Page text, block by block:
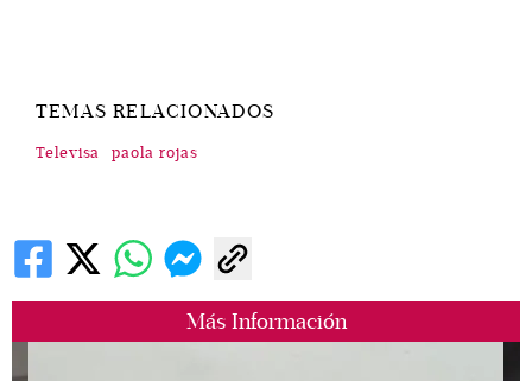
Más Información
TEMAS RELACIONADOS
Televisa paola rojas